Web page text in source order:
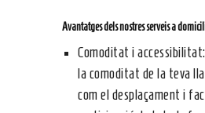
Avantatges dels nostres serveis a
Comoditat i
la comoditat de la teva
com el desplaçament i